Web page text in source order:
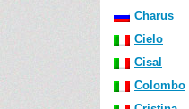
Charus
Cielo
Cisal
Colombo